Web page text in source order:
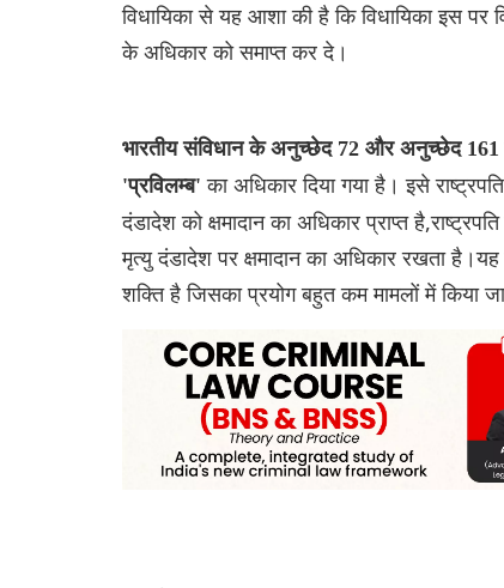
विधायिका से यह आशा की है कि विधायिका इस पर
के अधिकार को समाप्त कर दे।
भारतीय संविधान के अनुच्छेद 72 और अनुच्छेद 161
'प्रविलम्ब'का अधिकार दिया गया है। इसे
दंडादेश को क्षमादान का अधिकार प्राप्त
मृत्यु दंडादेश पर क्षमादान का अधिकार रखता
शक्ति है जिसका प्रयोग बहुत कम मामलों में किया